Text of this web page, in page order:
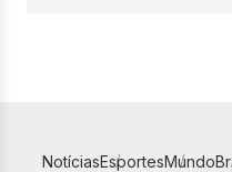
NotíciasEsportesMundo